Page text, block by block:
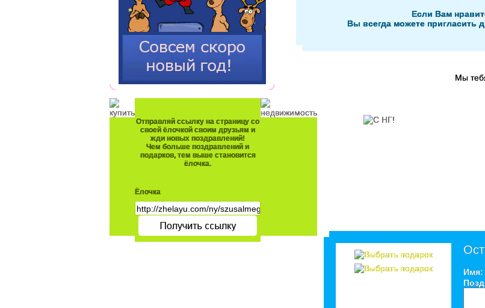
Отправляй ссылку на страницу со
своей ёлочкой своим друзьям и
жди новых поздравлений!
Чем больше поздравлений и
подарков, тем выше становится
ёлочка.
Ёлочка
Если Вам
Вы всегда можете пригласить
Мы
Имя: